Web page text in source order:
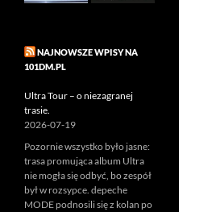
NAJNOWSZE WPISY NA
101DM.PL
Ultra Tour – o niezagranej
trasie.
2026-07-19
Pozornie wszystko było jasne:
trasa promująca album Ultra
nie mogła się odbyć, bo zespół
był w rozsypce. depeche
MODE podnosili się z kolan po